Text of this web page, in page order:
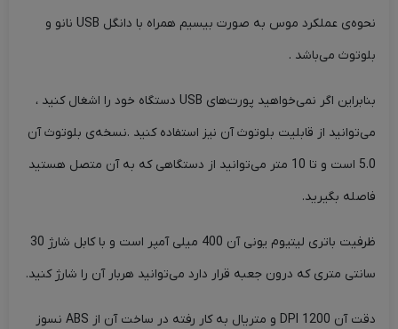
نحوه‌ی عملکرد موس به صورت بیسیم همراه با دانگل USB نانو و
بلوتوث می‌باشد .
بنابراین اگر نمی‌خواهید پورت‌های USB دستگاه خود را اشغال کنید ،
می‌توانید از قابلیت بلوتوث آن نیز استفاده کنید .نسخه‌ی بلوتوث آن
5.0 است و تا 10 متر می‌توانید از دستگاهی که به آن متصل هستید
فاصله بگیرید.
ظرفیت باتری لیتیوم یونی آن 400 میلی آمپر است و با کابل شارژ 30
سانتی متری که درون جعبه قرار دارد می‌توانید هربار آن را شارژ کنید.
دقت آن DPI 1200 و متریال به کار رفته در ساخت آن از ABS نسوز